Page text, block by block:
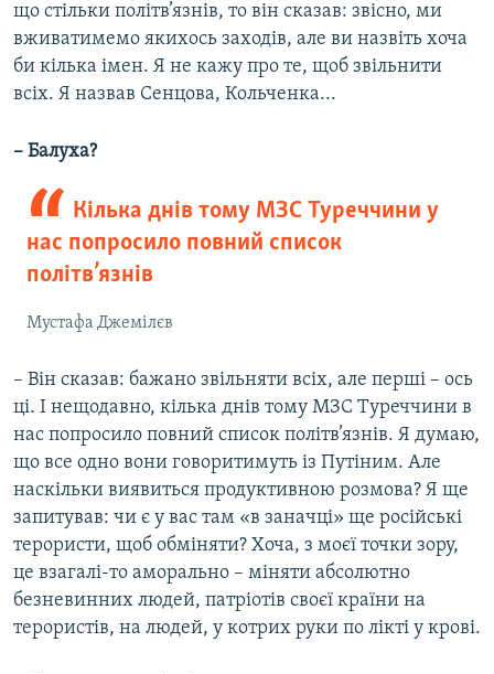
що стільки політв’язнів, то він сказав: звісно, ми
вживатимемо якихось заходів, але ви назвіть хоча
би кілька імен. Я не кажу про те, щоб звільнити
всіх. Я назвав Сенцова, Кольченка...
– Балуха?
Кілька днів тому МЗС Туреччини у
нас попросило повний список
політв’язнів
Мустафа Джемілєв
– Він сказав: бажано звільняти всіх, але перші – ось
ці. І нещодавно, кілька днів тому МЗС Туреччини в
нас попросило повний список політв’язнів. Я думаю,
що все одно вони говоритимуть із Путіним. Але
наскільки виявиться продуктивною розмова? Я ще
запитував: чи є у вас там «в заначці» ще російські
терористи, щоб обміняти? Хоча, з моєї точки зору,
це взагалі-то аморально – міняти абсолютно
безневинних людей, патріотів своєї країни на
терористів, на людей, у котрих руки по лікті у крові.